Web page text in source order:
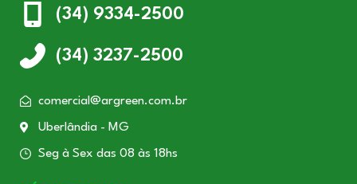
(34) 9334-2500
(34) 3237-2500
comercial@argreen.com.br
Uberlândia - MG
Seg à Sex das 08 às 18hs